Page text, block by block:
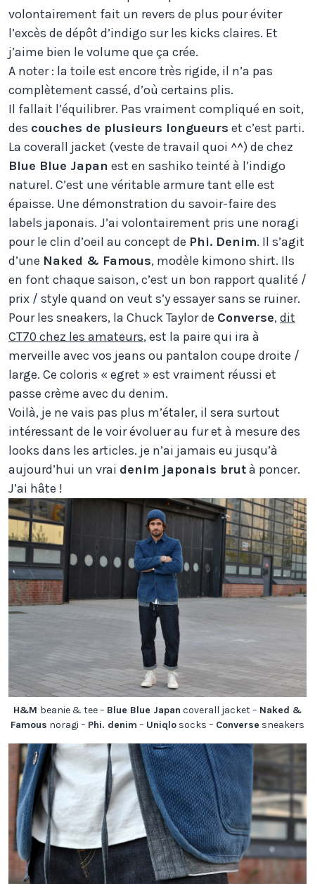
volontairement fait un revers de plus pour éviter
l’excès de dépôt d’indigo sur les kicks claires. Et
j’aime bien le volume que ça crée.
A noter : la toile est encore très rigide, il n’a pas
complètement cassé, d’où certains plis.
Il fallait l’équilibrer. Pas vraiment compliqué en soit,
des couches de plusieurs longueurs et c’est parti.
La coverall jacket (veste de travail quoi ^^) de chez
Blue Blue Japan est en sashiko teinté à l’indigo
naturel. C’est une véritable armure tant elle est
épaisse. Une démonstration du savoir-faire des
labels japonais. J’ai volontairement pris une noragi
pour le clin d’oeil au concept de Phi. Denim. Il s’agit
d’une Naked & Famous, modèle kimono shirt. Ils
en font chaque saison, c’est un bon rapport qualité /
prix / style quand on veut s’y essayer sans se ruiner.
Pour les sneakers, la Chuck Taylor de Converse,dit
CT70 chez les amateurs, est la paire qui ira à
merveille avec vos jeans ou pantalon coupe droite /
large. Ce coloris « egret » est vraiment réussi et
passe crème avec du denim.
Voilà, je ne vais pas plus m’étaler, il sera surtout
intéressant de le voir évoluer au fur et à mesure des
looks dans les articles. je n’ai jamais eu jusqu’à
aujourd’hui un vrai denim japonais brutà poncer.
J’ai hâte !
H&M beanie & tee – Blue Blue Japan coverall jacket – Naked &
Famous noragi – Phi. denim – Uniqlo socks – Converse sneakers